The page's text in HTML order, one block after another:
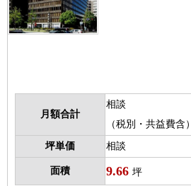
月額合計
相談
（税別・共益費含）
坪単価 相談
面積 9.66 坪